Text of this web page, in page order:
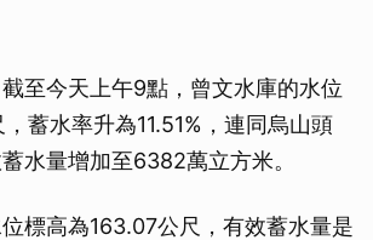
至今天上午9點，曾文水庫的水位
蓄水率升為11.51%，連同烏山頭
水量增加至6382萬立方米。
標高為163.07公尺，有效蓄水量是